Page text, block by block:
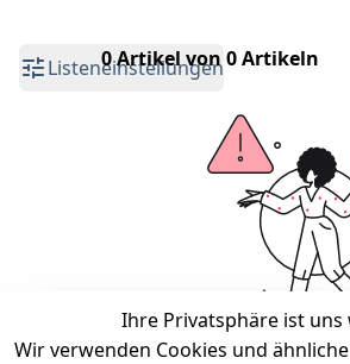
Listeneinstellungen
0 Artikel von 0 Artikeln
Ihre Privatsphäre ist uns
Wir verwenden Cookies und